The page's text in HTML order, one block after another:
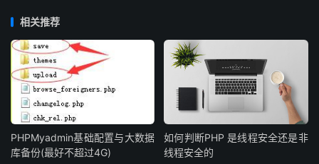
相关推荐
PHPMyadmin基础配置与大数据
库备份(最好不超过4G)
如何判断PHP 是线程安全还是非
线程安全的